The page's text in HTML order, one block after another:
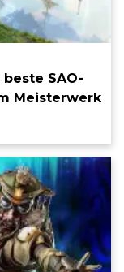
SAO-
Meisterwerk